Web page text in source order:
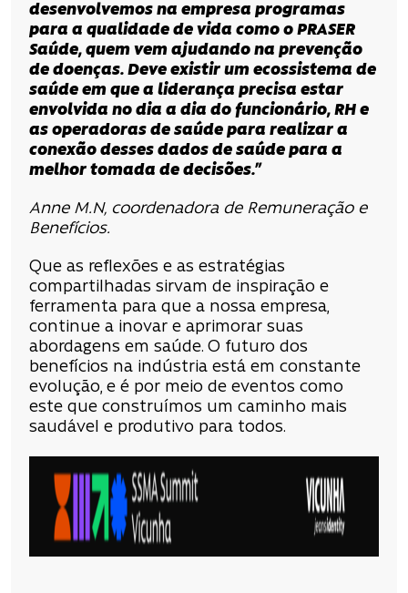
desenvolvemos na empresa programas
para a qualidade de vida como o PRASER
Saúde, quem vem ajudando na prevenção
de doenças. Deve existir um ecossistema de
saúde em que a liderança precisa estar
envolvida no dia a dia do funcionário, RH e
as operadoras de saúde para realizar a
conexão desses dados de saúde para a
melhor tomada de decisões.”
Anne M.N, coordenadora de Remuneração e
Benefícios.
Que as reflexões e as estratégias
compartilhadas sirvam de inspiração e
ferramenta para que a nossa empresa,
continue a inovar e aprimorar suas
abordagens em saúde. O futuro dos
benefícios na indústria está em constante
evolução, e é por meio de eventos como
este que construímos um caminho mais
saudável e produtivo para todos.